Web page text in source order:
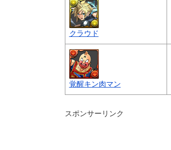
クラウド
覚醒キン肉マン
スポンサーリンク